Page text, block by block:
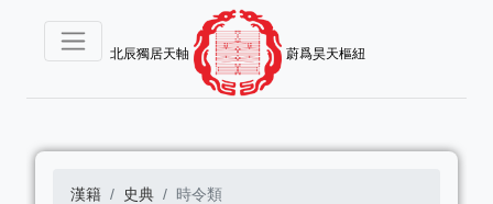
北辰獨居天軸 蔚爲昊天樞紐
漢籍 史典 時令類